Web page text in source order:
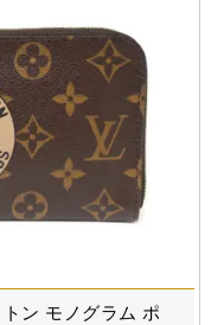
ン モノグラム ポ